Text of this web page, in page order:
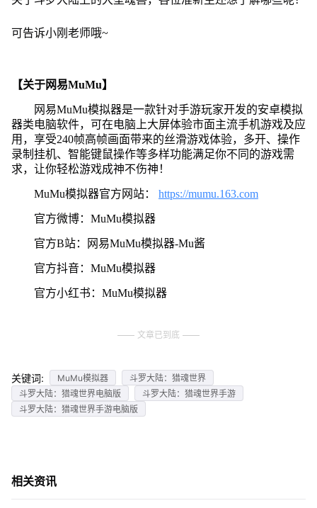
可告诉小刚老师哦~
【关于网易MuMu】
网易MuMu模拟器是一款针对手游玩家开发的安卓模拟
器类电脑软件，可在电脑上大屏体验市面主流手机游戏及应
用，享受240帧高帧画面带来的丝滑游戏体验，多开、操作
录制挂机、智能键鼠操作等多样功能满足你不同的游戏需
求，让你轻松游戏成神不伤神！
MuMu模拟器官方网站： https://mumu.163.com
官方微博：MuMu模拟器
官方B站：网易MuMu模拟器-Mu酱
官方抖音：MuMu模拟器
官方小红书：MuMu模拟器
文章已到底
关键词: MuMu模拟器
斗罗大陆：猎魂世界
斗罗大陆：猎魂世界电脑版
斗罗大陆：猎魂世界手游
斗罗大陆：猎魂世界手游电脑版
相关资讯